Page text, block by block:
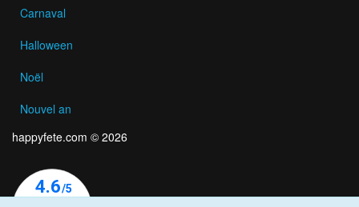
Carnaval
Halloween
Noël
Nouvel an
happyfete.com © 2026